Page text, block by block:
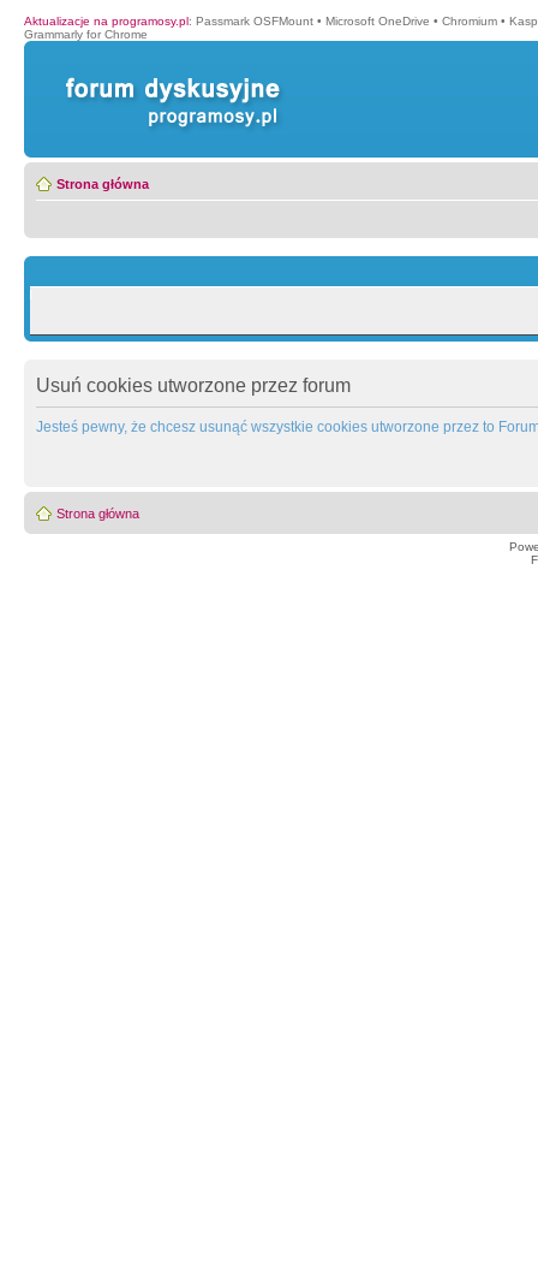
Aktualizacje na programosy.pl: Passmark OSFMount • Microsoft OneDrive • Chromium •
Grammarly for Chrome
Strona główna
Usuń cookies utworzone przez forum
Jesteś pewny, że chcesz usunąć wszystkie cookies utworzone przez to
Strona główna